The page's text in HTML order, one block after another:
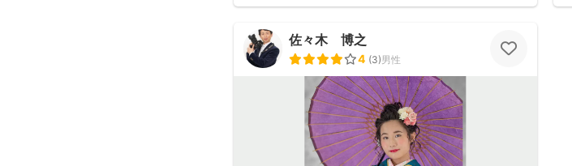
佐々木 博之
4 (3)男性